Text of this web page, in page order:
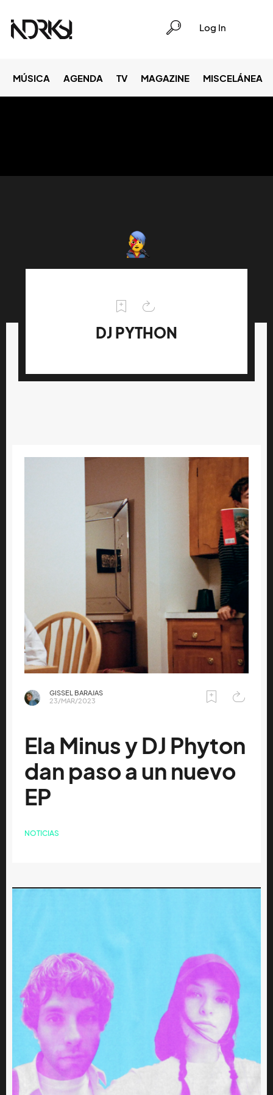
Log In
MÚSICA AGENDA TV MAGAZINE MISCELÁNEA
DJ PYTHON
GISSEL BARAJAS
23/MAR/2023
Ela Minus y DJ Phyton
dan paso a un nuevo
EP
NOTICIAS